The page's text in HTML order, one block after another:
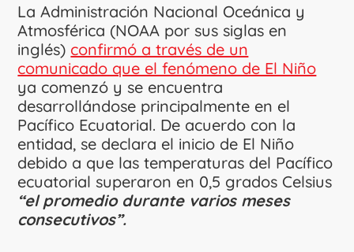
La Administración Nacional Oceánica y
Atmosférica (NOAA por sus siglas en
inglés) confirmó a través de un
comunicado que el fenómeno de El Niño
ya comenzó y se encuentra
desarrollándose principalmente en el
Pacífico Ecuatorial. De acuerdo con la
entidad, se declara el inicio de El Niño
debido a que las temperaturas del Pacífico
ecuatorial superaron en 0,5 grados Celsius
“el promedio durante varios meses
consecutivos”.